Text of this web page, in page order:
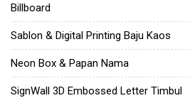
Billboard
Sablon & Digital Printing Baju Kaos
Neon Box & Papan Nama
SignWall 3D Embossed Letter Timbul